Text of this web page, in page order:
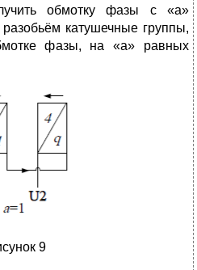
обмотку фазы с «а»
катушечные группы,
фазы, на «а» равных
9